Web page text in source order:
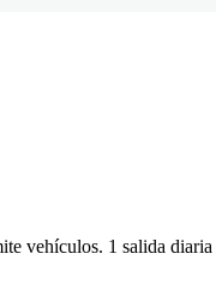
vehículos. 1 salida diaria